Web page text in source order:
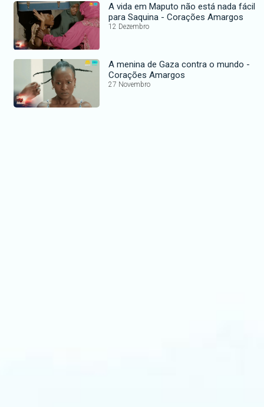
A vida em Maputo não está nada fácil
para Saquina - Corações Amargos
12 Dezembro
A menina de Gaza contra o mundo -
Corações Amargos
27 Novembro